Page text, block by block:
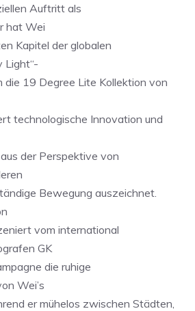
Auftritt als
hat Wei
Kapitel der globalen
Light“-
die 19 Degree Lite Kollektion von
technologische Innovation und
der Perspektive von
Bewegung auszeichnet.
vom international
GK
die ruhige
Wei’s
er mühelos zwischen Städten,